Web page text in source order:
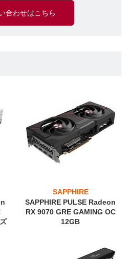
合わせはこちら
SAPPHIRE
SAPPHIRE PULSE Radeon
RX 9070 GRE GAMING OC
12GB